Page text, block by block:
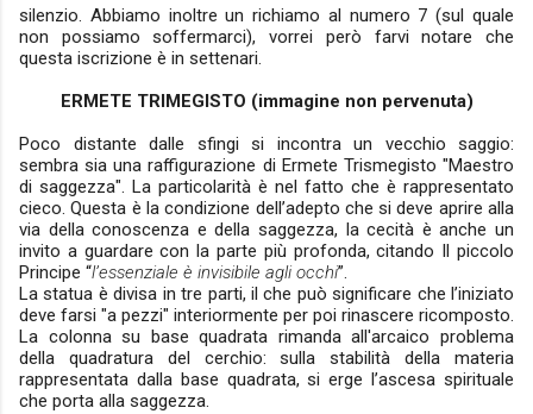
silenzio. Abbiamo inoltre un richiamo al numero 7 (sul quale
non possiamo soffermarci), vorrei però farvi notare che
questa iscrizione è in settenari.
ERMETE TRIMEGISTO (immagine non pervenuta)
Poco distante dalle sfingi si incontra un vecchio saggio:
sembra sia una raffigurazione di Ermete Trismegisto "Maestro
di saggezza". La particolarità è nel fatto che è rappresentato
cieco. Questa è la condizione dell’adepto che si deve aprire alla
via della conoscenza e della saggezza, la cecità è anche un
invito a guardare con la parte più profonda, citando Il piccolo
Principe “l’essenziale è invisibile agli occhi”.
La statua è divisa in tre parti, il che può significare che l’iniziato
deve farsi "a pezzi" interiormente per poi rinascere ricomposto.
La colonna su base quadrata rimanda all'arcaico problema
della quadratura del cerchio: sulla stabilità della materia
rappresentata dalla base quadrata, si erge l’ascesa spirituale
che porta alla saggezza.